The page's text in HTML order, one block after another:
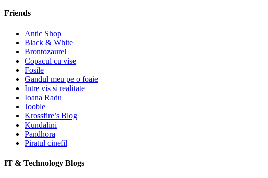
Friends
Antic Shop
Black & White
Brontozaurel
Copacul cu vise
Fosile
Gandul meu pe o foaie
Intre vis si realitate
Ioana Radu
Jooble
Krossfire’s Blog
Kundalini
Pandhora
Piratul cinefil
IT & Technology Blogs